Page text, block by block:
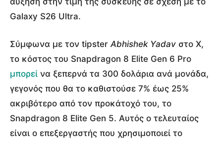
Galaxy S26 Ultra.
Σύμφωνα με τον tipster Abhishek Yadav στο X,
το κόστος του Snapdragon 8 Elite Gen 6 Pro
μπορεί να ξεπερνά τα 300 δολάρια ανά μονάδα,
γεγονός που θα το καθιστούσε 7% έως 25%
ακριβότερο από τον προκάτοχό του, το
Snapdragon 8 Elite Gen 5. Αυτός ο τελευταίος
είναι ο επεξεργαστής που χρησιμοποιεί το